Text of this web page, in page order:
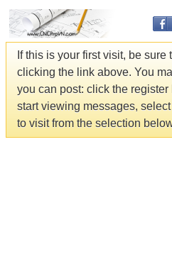
If this is your first visit, be sure
clicking the link above. You
you can post: click the
start viewing messages,
to visit from the selection